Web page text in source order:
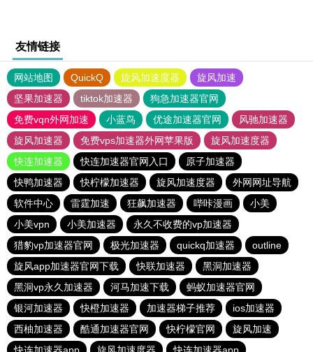
友情链接
网站地图 QuickQ 旋风加速度器
旋风加速
坚果加速器
tiktok加速器
狗急加速器官网
免费vqn外网加速
小蓝鸟 优途加速器官网
风驰加速器
旋风加速器
免费vps加速器外网苹果版
旋风加速度器
快连加速器
快连加速器官网入口
原子加速器
快鸭加速器
快柠檬加速器 旋风加速度器
外网网址导航
软件中心
雷霆加速 狂飙加速器 哔咔漫画
小美
小美vpn
小美加速器
永久不收费的vp加速器
猎豹vp加速器官网
极光加速器 quickq加速器
outline
旋风app加速器官网下载
快联加速器
黑洞加速器
黑洞vp永久加速器
河马加速下载
蚂蚁加速器官网
银河加速器
快橙加速器 加速器梯子推荐
ios加速器
西柚加速器
酷通加速器官网 快柠檬官网
旋风加速